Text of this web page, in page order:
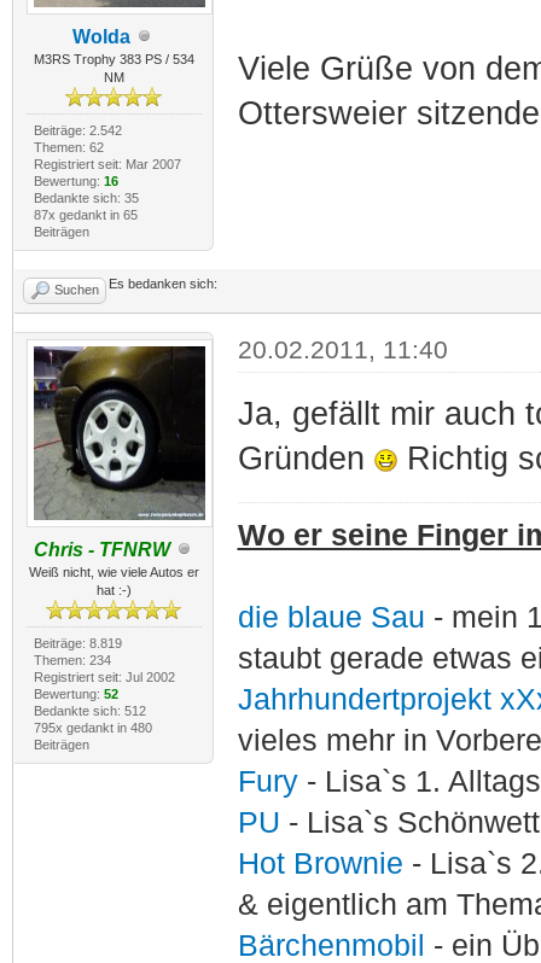
Wolda
M3RS Trophy 383 PS / 534
NM
Beiträge: 2.542
Themen: 62
Registriert seit: Mar 2007
Bewertung: 16
Bedankte sich: 35
87x gedankt in 65
Beiträgen
Viele Grüße von
Ottersweier
Suchen Es bedanken sich:
Chris - TFNRW
Weiß nicht, wie viele Autos er
hat :-)
Beiträge: 8.819
Themen: 234
Registriert seit: Jul 2002
Bewertung: 52
Bedankte sich: 512
795x gedankt in 480
Beiträgen
20.02.2011, 11:40
Ja, gefällt mir auch
Gründen
Richtig
Wo er seine Finger
die blaue Sau - mein
staubt gerade etwas
Jahrhundertprojekt
vieles mehr in
Fury - Lisa`s 1.
PU - Lisa`s
Hot Brownie - Lisa`s
& eigentlich am
Bärchenmobil - ein